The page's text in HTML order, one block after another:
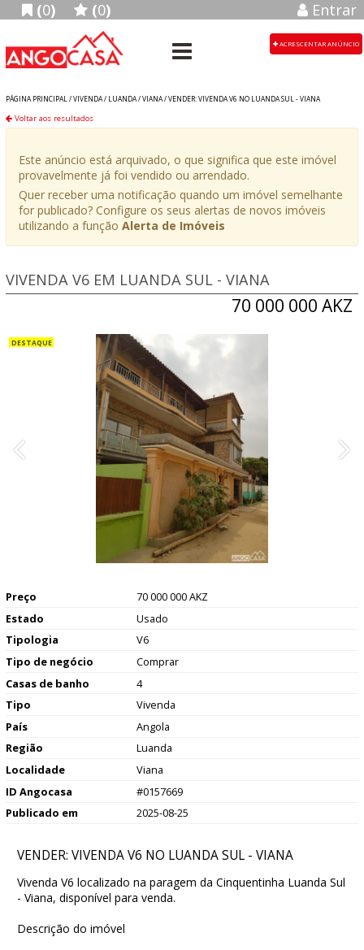
(0) (0) Entrar
ACRESCENTAR ANÚNCIO
PÁGINA PRINCIPAL /VIVENDA/ LUANDA/VIANA/VENDER: VIVENDA V6 NO LUANDA SUL - VIANA
Voltar aos resultados
Este anúncio está arquivado, o que significa que este imóvel
provavelmente já foi vendido ou arrendado.
Quer receber uma notificação quando um imóvel semelhante
for publicado? Configure os seus alertas de novos imóveis
utilizando a função Alerta de Imóveis
70 000 000 AKZ
VIVENDA V6 EM LUANDA SUL - VIANA
Preço
70 000 000 AKZ
Estado
Usado
Tipologia
V6
Tipo de negócio
Comprar
Casas de banho
4
Tipo
Vivenda
País
Angola
Região
Luanda
Localidade
Viana
ID Angocasa
#0157669
Publicado em
2025-08-25
VENDER: VIVENDA V6 NO LUANDA SUL - VIANA
Vivenda V6 localizado na paragem da Cinquentinha Luanda Sul
- Viana, disponível para venda.
Descrição do imóvel